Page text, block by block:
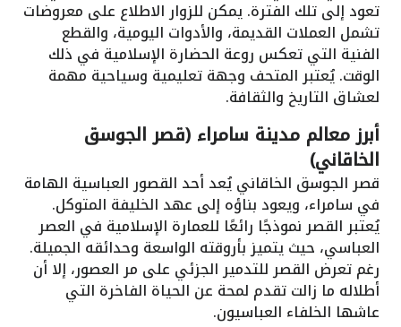
تعود إلى تلك الفترة. يمكن للزوار الاطلاع على معروضات
تشمل العملات القديمة، والأدوات اليومية، والقطع
الفنية التي تعكس روعة الحضارة الإسلامية في ذلك
الوقت. يُعتبر المتحف وجهة تعليمية وسياحية مهمة
لعشاق التاريخ والثقافة.
أبرز معالم مدينة سامراء (قصر الجوسق
الخاقاني)
قصر الجوسق الخاقاني يُعد أحد القصور العباسية الهامة
في سامراء، ويعود بناؤه إلى عهد الخليفة المتوكل.
يُعتبر القصر نموذجًا رائعًا للعمارة الإسلامية في العصر
العباسي، حيث يتميز بأروقته الواسعة وحدائقه الجميلة.
رغم تعرض القصر للتدمير الجزئي على مر العصور، إلا أن
أطلاله ما زالت تقدم لمحة عن الحياة الفاخرة التي
عاشها الخلفاء العباسيون.